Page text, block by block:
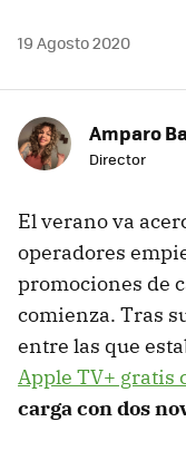
19 Agosto 2020
Amparo
Director
El verano va
operadores
promociones de
comienza. Tras
entre las que
Apple TV+ gratis
carga con dos